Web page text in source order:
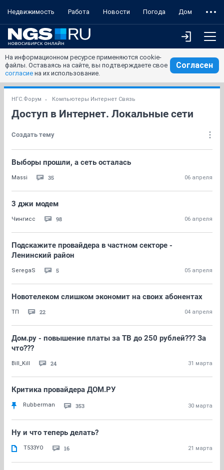
Недвижимость Работа Новости Погода Дом
На информационном ресурсе применяются cookie-
файлы. Оставаясь на сайте, вы подтверждаете свое
согласие на их использование.
Согласен
НГС.Форум Компьютеры Интернет Связь
Доступ в Интернет. Локальные сети
Создать тему
Выборы прошли, а сеть осталась
Massi 35 06 апреля
3 джи модем
Чингисс 98 06 апреля
Подскажите провайдера в частном секторе -
Ленинский район
SeregaS 5 05 апреля
Новотелеком слишком экономит на своих абонентах
ТП 22 04 апреля
Дом.ру - повышение платы за ТВ до 250 рублей??? За
что???
Bill_Kill 24 31 марта
Критика провайдера ДОМ.РУ
Rubberman 353 30 марта
Ну и что теперь делать?
T533YO 16 21 марта